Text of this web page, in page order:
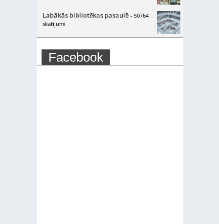
Labākās bibliotēkas pasaulē - 50764
skatījumi
Facebook